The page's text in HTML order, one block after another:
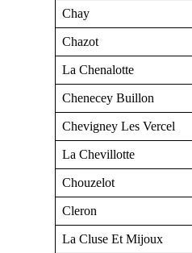
Chay
Chazot
La Chenalotte
Chenecey Buillon
Chevigney Les Vercel
La Chevillotte
Chouzelot
Cleron
La Cluse Et Mijoux